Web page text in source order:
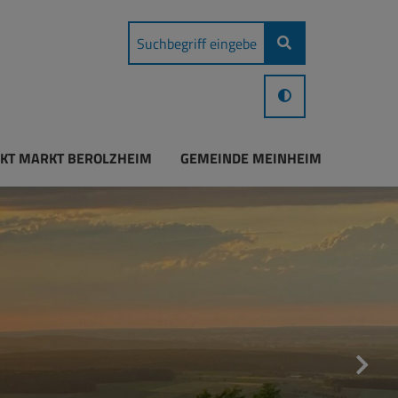
MARKT BEROLZHEIM GEMEINDE MEINHEIM